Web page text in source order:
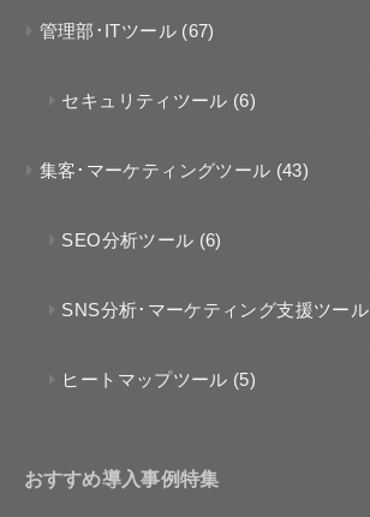
管理部･ITツール (67)
セキュリティツール (6)
集客･マーケティングツール (43)
SEO分析ツール (6)
SNS分析･マーケティング支援ツール
ヒートマップツール (5)
おすすめ導入事例特集